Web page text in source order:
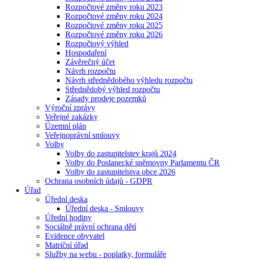
Rozpočtové změny roku 2023
Rozpočtové změny roku 2024
Rozpočtové změny roku 2025
Rozpočtové změny roku 2026
Rozpočtový výhled
Hospodaření
Závěrečný účet
Návrh rozpočtu
Návrh střednědobého výhledu rozpočtu
Střednědobý výhled rozpočtu
Zásady prodeje pozemků
Výroční zprávy
Veřejné zakázky
Územní plán
Veřejnoprávní smlouvy
Volby
Volby do zastupitelstev krajů 2024
Volby do Poslanecké sněmovny Parlamentu ČR
Volby do zastupitelstva obce 2026
Ochrana osobních údajů - GDPR
Úřad
Úřední deska
Úřední deska - Smlouvy
Úřední hodiny
Sociálně právní ochrana dětí
Evidence obyvatel
Matriční úřad
Služby na webu - poplatky, formuláře